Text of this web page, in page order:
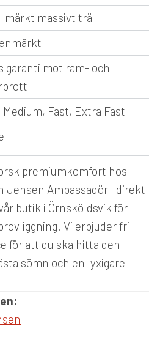
märkt massivt trä
garanti mot ram- och
Medium, Fast, Extra Fast
premiumkomfort hos
Jensen Ambassadör+ direkt
butik i Örnsköldsvik för
Vi erbjuder fri
för att du ska hitta den
sömn och en lyxigare